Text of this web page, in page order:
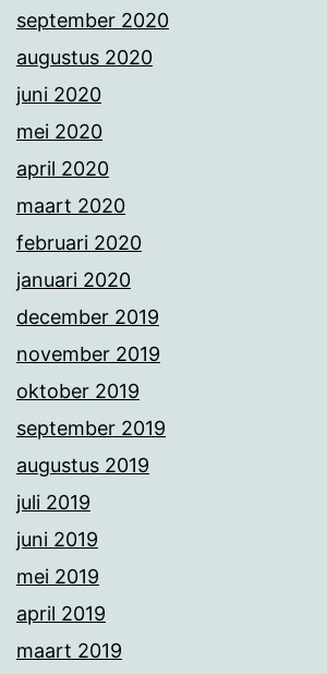
september 2020
augustus 2020
juni 2020
mei 2020
april 2020
maart 2020
februari 2020
januari 2020
december 2019
november 2019
oktober 2019
september 2019
augustus 2019
juli 2019
juni 2019
mei 2019
april 2019
maart 2019